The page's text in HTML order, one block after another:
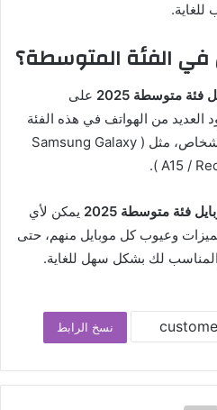
للغاية.
الفئة المتوسطة؟
متوسطة 2025
على
العديد من الهواتف في هذه الفئة
والتي تعتبر مثالية للعديد من الأشخاص، مثل ( Samsung Galaxy
A15 /
فئة متوسطة 2025
يمكن لأي
وعيوب كل موبايل منهم، حتى
لك بشكل سهل للغاية.
نسخ الرابط